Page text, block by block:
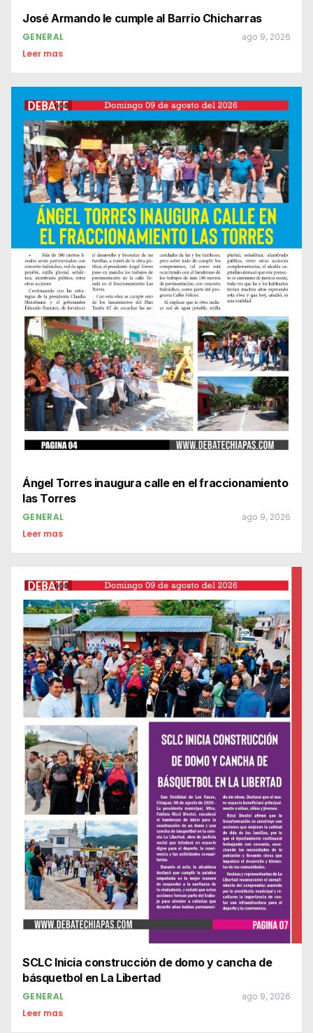
José Armando le cumple al Barrio Chicharras
GENERAL ago 9, 2026
Leer mas
Ángel Torres inaugura calle en el fraccionamiento
las Torres
GENERAL ago 9, 2026
Leer mas
SCLC Inicia construcción de domo y cancha de
básquetbol en La Libertad
GENERAL ago 9, 2026
Leer mas